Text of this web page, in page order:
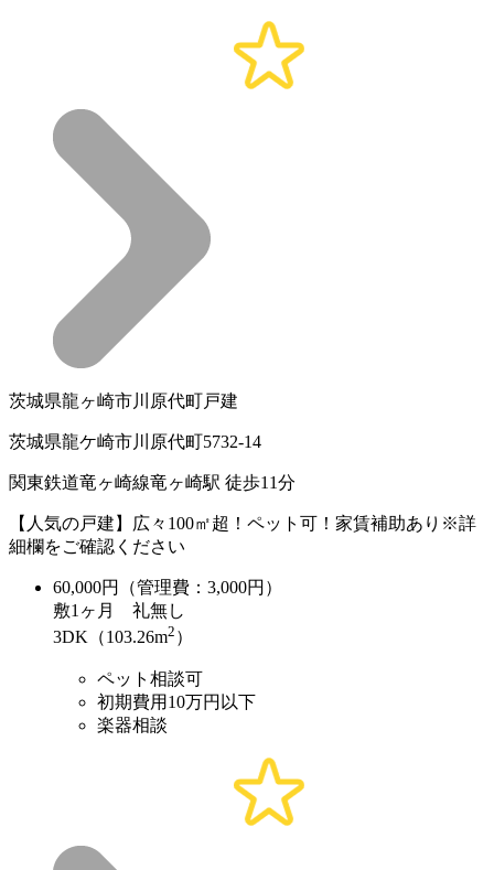
茨城県龍ヶ崎市川原代町戸建
茨城県龍ケ崎市川原代町5732-14
関東鉄道竜ヶ崎線竜ヶ崎駅 徒歩11分
【人気の戸建】広々100㎡超！ペット可！家賃補助あり※詳
細欄をご確認ください
60,000円（管理費：3,000円）
敷1ヶ月 礼無し
3DK（103.26m2 ）
ペット相談可
初期費用10万円以下
楽器相談